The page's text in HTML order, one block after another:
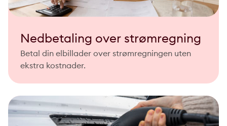
Nedbetaling over strømregning
Betal din elbillader over strømregningen uten
ekstra kostnader.